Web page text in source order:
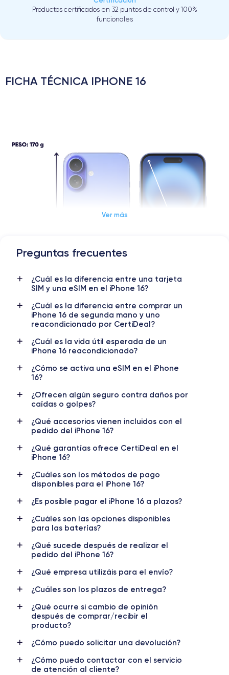
Productos certificados en 32 puntos de control y 100%
funcionales
FICHA TÉCNICA IPHONE 16
Dimensiones y Peso iPhone 16
20/09/2023 iOS(iOS 26)
Dimensiones
147.6×71.6×7.8 mm
Peso
Pantalla
Memoria interna
Nombre CPU
Apple A18
Núm. de núcleos
Nombre GPU
GPU de 5 núcleos
48 MP 12 MP
Resolución vídeo
4K - 3840x2160px
Carga rápida
Batería
3561 mAh
SIM
Ver más
Preguntas frecuentes
¿Cuál es la diferencia entre una tarjeta
SIM y una eSIM en el iPhone 16?
¿Cuál es la diferencia entre comprar un
iPhone 16 de segunda mano y uno
reacondicionado por CertiDeal?
¿Cuál es la vida útil esperada de un
iPhone 16 reacondicionado?
¿Cómo se activa una eSIM en el iPhone
16?
¿Ofrecen algún seguro contra daños por
caídas o golpes?
¿Qué accesorios vienen incluidos con el
pedido del iPhone 16?
¿Qué garantías ofrece CertiDeal en el
iPhone 16?
¿Cuáles son los métodos de pago
disponibles para el iPhone 16?
¿Es posible pagar el iPhone 16 a plazos?
¿Cuáles son las opciones disponibles
para las baterías?
¿Qué sucede después de realizar el
pedido del iPhone 16?
¿Qué empresa utilizáis para el envío?
¿Cuáles son los plazos de entrega?
¿Qué ocurre si cambio de opinión
después de comprar/recibir el
producto?
¿Cómo puedo solicitar una devolución?
¿Cómo puedo contactar con el servicio
de atención al cliente?